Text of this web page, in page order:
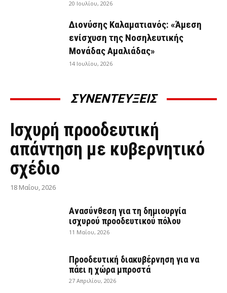
20 Ιουλίου, 2026
Διονύσης Καλαματιανός: «Άμεση
ενίσχυση της Νοσηλευτικής
Μονάδας Αμαλιάδας»
14 Ιουλίου, 2026
ΣΥΝΕΝΤΕΥΞΕΙΣ
ΣΥΝΕΝΤΕΎΞΕΙΣ
Ισχυρή προοδευτική
απάντηση με κυβερνητικό
σχέδιο
18 Μαΐου, 2026
Ανασύνθεση για τη δημιουργία
ισχυρού προοδευτικού πόλου
11 Μαΐου, 2026
Προοδευτική διακυβέρνηση για να
πάει η χώρα μπροστά
27 Απριλίου, 2026